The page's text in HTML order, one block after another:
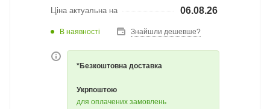
Ціна актуальна на 06.08.26
В наявності Знайшли дешевше?
*Безкоштовна доставка
Укрпоштою
для оплачених замовлень